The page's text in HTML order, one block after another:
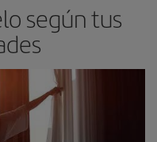
según tus